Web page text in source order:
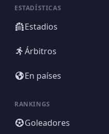
ESTADÍSTICAS
Estadios
Árbitros
En países
RANKINGS
Goleadores